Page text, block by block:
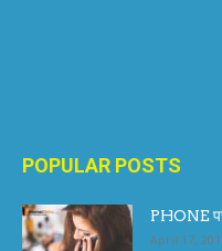
POPULAR POSTS
PHONE
April 17,